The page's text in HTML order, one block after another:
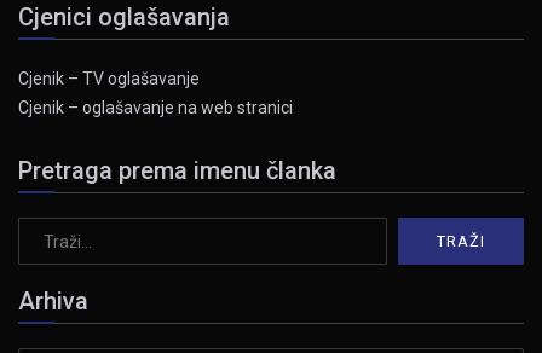
Cjenici oglašavanja
Cjenik – TV oglašavanje
Cjenik – oglašavanje na web stranici
Pretraga prema imenu članka
Arhiva